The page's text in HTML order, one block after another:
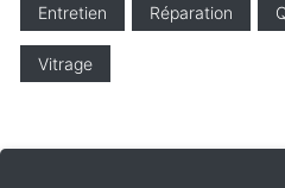
Entretien Réparation
Vitrage